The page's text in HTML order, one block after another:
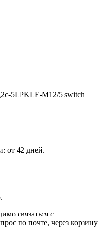
5LPKLE-M12/5 switch
от 42 дней.
связаться с
по почте, через корзину